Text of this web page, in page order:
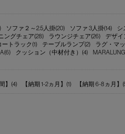
ソファ２～2.5人掛(20) ソファ 3人掛(14) シ
ングチェア(28) ラウンジチェア(26) デザイ
ートラック(1) テーブルランプ(2) ラグ・マ
クッション（中材付き）(4)
】(4) 【納期 1-2ヵ月】(1) 【納期 6-8ヵ月】